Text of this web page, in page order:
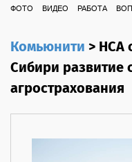
ФОТО ВИДЕО РАБОТА
Комьюнити>НСА
Сибири развитие
агрострахования